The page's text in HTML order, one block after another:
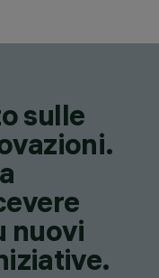
sulle
nuovi